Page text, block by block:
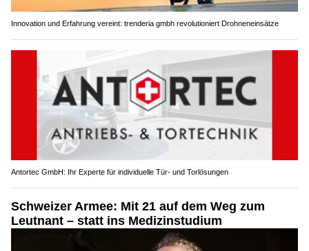
Innovation und Erfahrung vereint: trenderia gmbh revolutioniert Drohneneinsätze
Antortec GmbH: Ihr Experte für individuelle Tür- und Torlösungen
Schweizer Armee: Mit 21 auf dem Weg zum
Leutnant – statt ins Medizinstudium